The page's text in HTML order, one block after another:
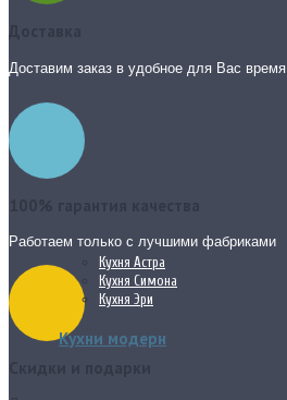
Кухня Астра
Кухня Симона
Кухня Эри
Кухни модерн
Доставим заказ в удобное для Вас время
Работаем только с лучшими фабриками